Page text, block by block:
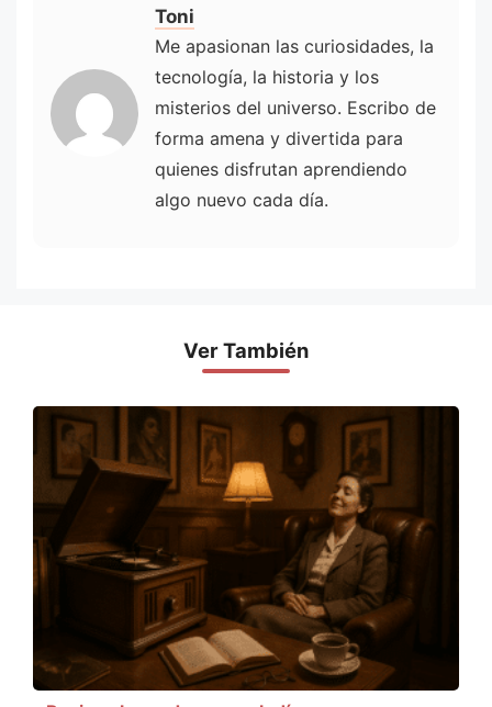
Toni
Me apasionan las curiosidades, la
tecnología, la historia y los
misterios del universo. Escribo de
forma amena y divertida para
quienes disfrutan aprendiendo
algo nuevo cada día.
Ver También